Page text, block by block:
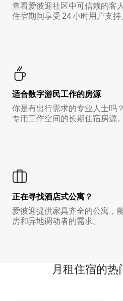
查看爱彼迎社区中可信赖的客
住宿期间享受 24 小时用户支持
适合数字游民工作的房源
你是有出行需求的专业人士吗
专用工作空间的长期住宿房源。
正在寻找酒店式公寓？
爱彼迎提供家具齐全的公寓，
房和异地调动者的需求。
月租住宿的热